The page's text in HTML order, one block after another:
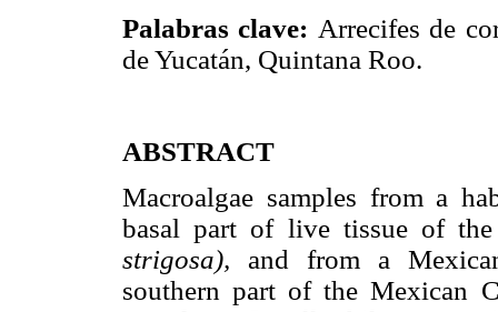
Palabras clave: Arrecifes de
de Yucatán, Quintana Roo.
ABSTRACT
Macroalgae samples from a
basal part of live tissue of
strigosa), and from a
southern part of the Mexican